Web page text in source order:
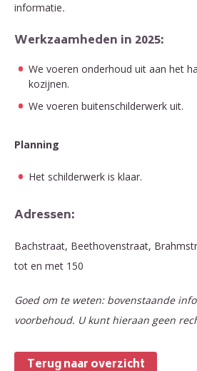
informatie.
Werkzaamheden in 2025:
We voeren onderhoud uit aan het
kozijnen.
We voeren buitenschilderwerk uit.
Planning
Het schilderwerk is klaar.
Adressen:
Bachstraat, Beethovenstraat,
tot en met 150
Goed om te weten: bovenstaande
voorbehoud. U kunt hieraan geen
Terug naar overzicht